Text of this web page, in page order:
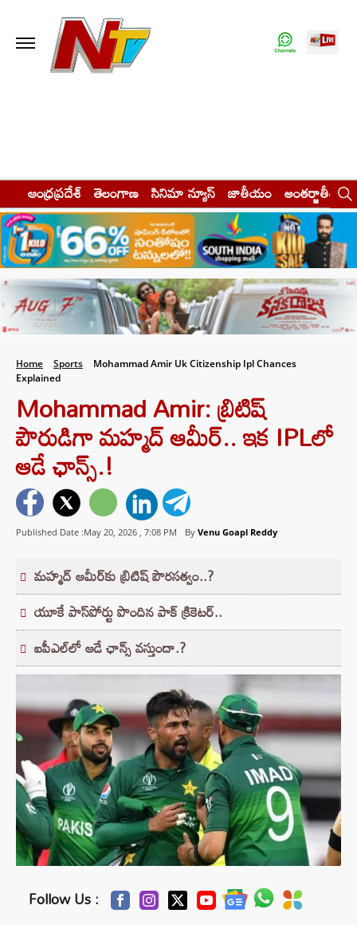
ఆంధ్రప్రదేశ్ తెలంగాణ సినిమా న్యూస్ జాతీయం అంతర్జాతీయం
Home Sports
Mohammad Amir Uk Citizenship Ipl Chances
Explained
Mohammad Amir: బ్రిటిష్
పౌరుడిగా మహ్మద్ ఆమీర్.. ఇక IPLలో
ఆడే ఛాన్స్.!
Published Date :May 20, 2026 , 7:08 PM By Venu Goapl Reddy
మహ్మద్ ఆమీర్‌కు బ్రిటిష్ పౌరసత్వం..?
యూకే పాస్‌పోర్టు పొందిన పాక్ క్రికెటర్..
ఐపీఎల్‌లో ఆడే ఛాన్స్ వస్తుందా.?
Follow Us :